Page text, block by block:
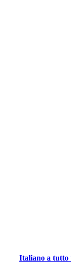
Italiano a tutto